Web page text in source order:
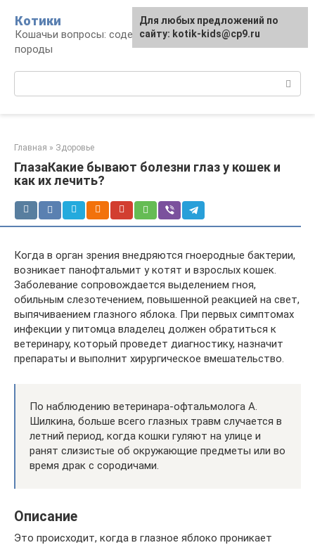
контенту
Котики
Кошачьи вопросы: содержание, лечение,
породы
Главная » Здоровье
ГлазаКакие бывают болезни глаз у кошек и
как их лечить?
Когда в орган зрения внедряются гноеродные бактерии,
возникает панофтальмит у котят и взрослых кошек.
Заболевание сопровождается выделением гноя,
обильным слезотечением, повышенной реакцией на свет,
выпячиваением глазного яблока. При первых симптомах
инфекции у питомца владелец должен обратиться к
ветеринару, который проведет диагностику, назначит
препараты и выполнит хирургическое вмешательство.
По наблюдению ветеринара-офтальмолога А.
Шилкина, больше всего глазных травм случается в
летний период, когда кошки гуляют на улице и
ранят слизистые об окружающие предметы или во
время драк с сородичами.
Описание
Это происходит, когда в глазное яблоко проникает
Для любых предложений по
сайту: kotik-kids@cp9.ru